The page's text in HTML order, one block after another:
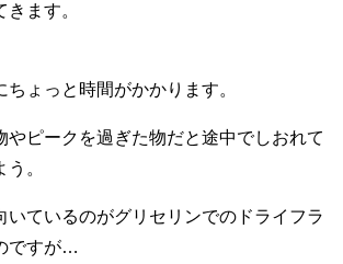
ます。
ょっと時間がかかります。
やピークを過ぎた物だと途中でしおれて
。
いているのがグリセリンでのドライフラ
ですが…